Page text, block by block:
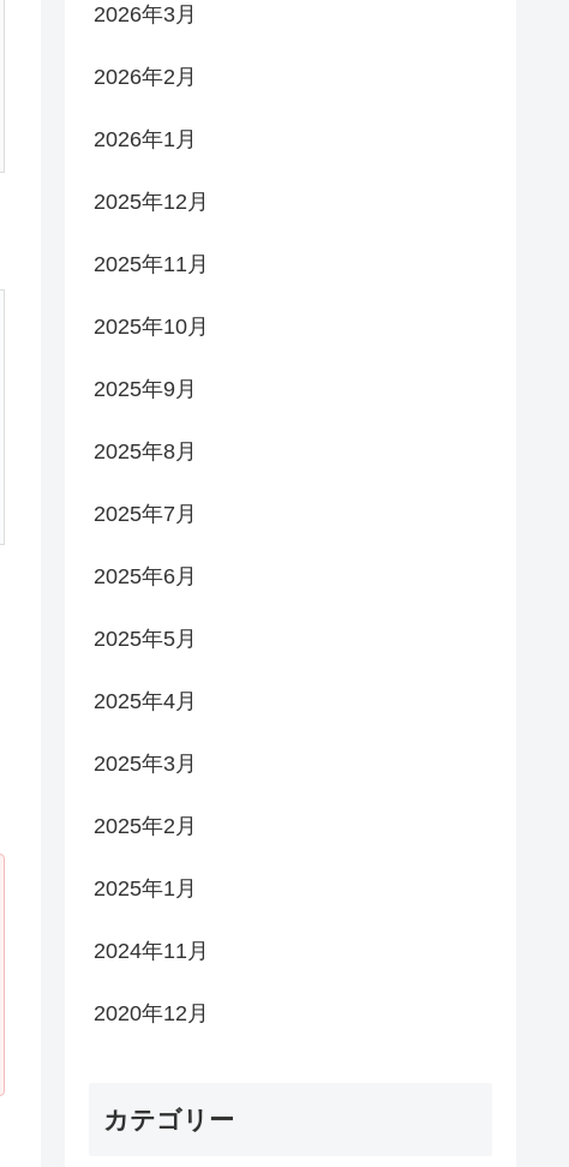
2026年3月
2026年2月
2026年1月
2025年12月
2025年11月
2025年10月
2025年9月
2025年8月
2025年7月
2025年6月
2025年5月
2025年4月
2025年3月
2025年2月
2025年1月
2024年11月
2020年12月
カテゴリー